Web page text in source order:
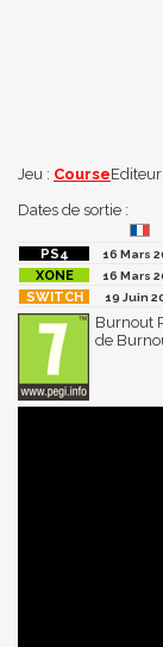
Jeu : CourseEditeur
Dates de sortie :
16 Mars
16 Mars
19 Juin
Burnout
de